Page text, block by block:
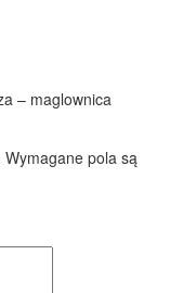
– maglownica
Wymagane pola są